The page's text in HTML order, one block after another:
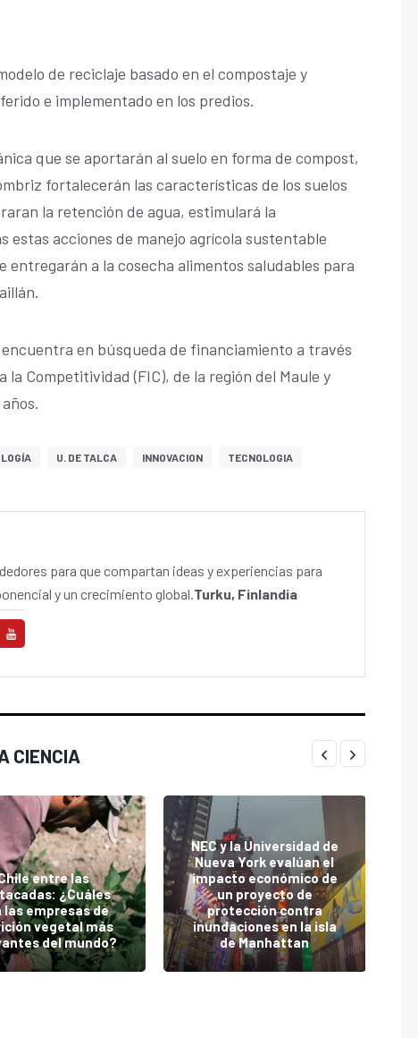
de reciclaje basado en el compostaje y
e implementado en los predios.
que se aportarán al suelo en forma de compost,
fortalecerán las características de los suelos
la retención de agua, estimulará la
estas acciones de manejo agrícola sustentable
a la cosecha alimentos saludables para
en búsqueda de financiamiento a través
la Competitividad (FIC), de la región del Maule y
U. DE TALCA INNOVACION TECNOLOGIA
para que compartan ideas y experiencias para
y un crecimiento global.Turku, Finlandia
CIENCIA
entre las
¿Cuáles
las empresas de
vegetal más
del mundo?
NEC y la Universidad de
Nueva York evalúan el
impacto económico de
un proyecto de
protección contra
inundaciones en la isla
de Manhattan